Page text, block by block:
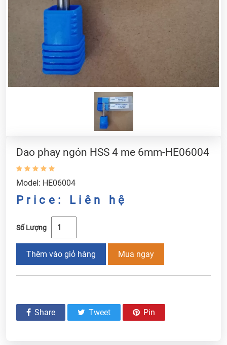
Dao phay ngón HSS 4 me 6mm-HE06004
Model: HE06004
Price: Liên hệ
Số Lượng
Thêm vào giỏ hàng Mua ngay
Share Tweet Pin